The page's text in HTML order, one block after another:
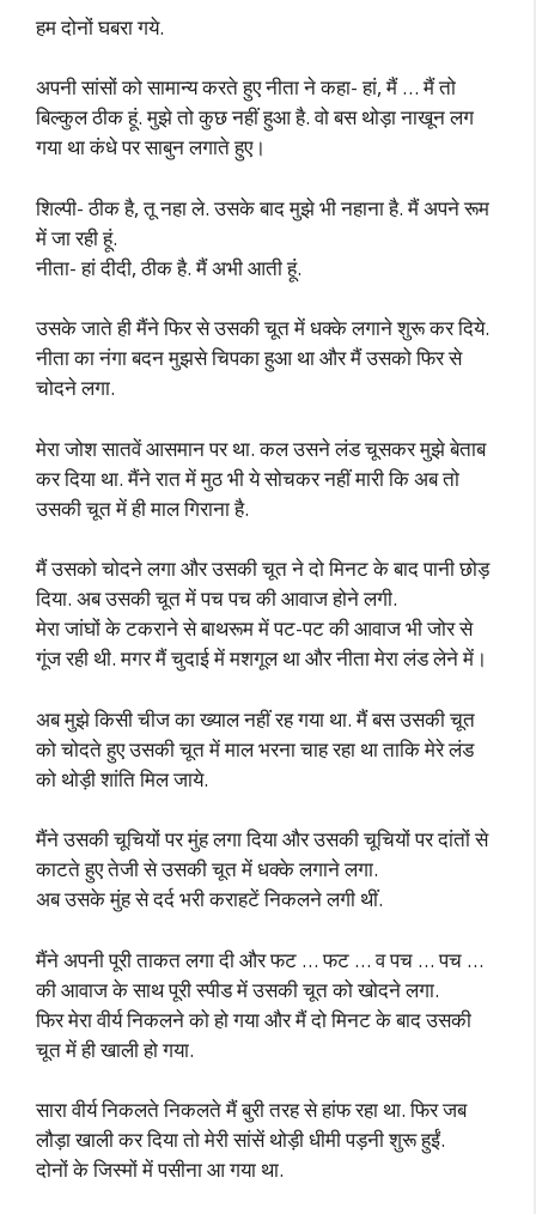
हम दोनों घबरा गये.
अपनी सांसों को सामान्य करते हुए नीता ने कहा- हां, मैं … मैं तो
बिल्कुल ठीक हूं. मुझे तो कुछ नहीं हुआ है. वो बस थोड़ा नाखून लग
गया था कंधे पर साबुन लगाते हुए।
शिल्पी- ठीक है, तू नहा ले. उसके बाद मुझे भी नहाना है. मैं अपने रूम
में जा रही हूं.
नीता- हां दीदी, ठीक है. मैं अभी आती हूं.
उसके जाते ही मैंने फिर से उसकी चूत में धक्के लगाने शुरू कर दिये.
नीता का नंगा बदन मुझसे चिपका हुआ था और मैं उसको फिर से
चोदने लगा.
मेरा जोश सातवें आसमान पर था. कल उसने लंड चूसकर मुझे बेताब
कर दिया था. मैंने रात में मुठ भी ये सोचकर नहीं मारी कि अब तो
उसकी चूत में ही माल गिराना है.
मैं उसको चोदने लगा और उसकी चूत ने दो मिनट के बाद पानी छोड़
दिया. अब उसकी चूत में पच पच की आवाज होने लगी.
मेरा जांघों के टकराने से बाथरूम में पट-पट की आवाज भी जोर से
गूंज रही थी. मगर मैं चुदाई में मशगूल था और नीता मेरा लंड लेने में।
अब मुझे किसी चीज का ख्याल नहीं रह गया था. मैं बस उसकी चूत
को चोदते हुए उसकी चूत में माल भरना चाह रहा था ताकि मेरे लंड
को थोड़ी शांति मिल जाये.
मैंने उसकी चूचियों पर मुंह लगा दिया और उसकी चूचियों पर दांतों से
काटते हुए तेजी से उसकी चूत में धक्के लगाने लगा.
अब उसके मुंह से दर्द भरी कराहटें निकलने लगी थीं.
मैंने अपनी पूरी ताकत लगा दी और फट … फट … व पच … पच …
की आवाज के साथ पूरी स्पीड में उसकी चूत को खोदने लगा.
फिर मेरा वीर्य निकलने को हो गया और मैं दो मिनट के बाद उसकी
चूत में ही खाली हो गया.
सारा वीर्य निकलते निकलते मैं बुरी तरह से हांफ रहा था. फिर जब
लौड़ा खाली कर दिया तो मेरी सांसें थोड़ी धीमी पड़नी शुरू हुईं.
दोनों के जिस्मों में पसीना आ गया था.